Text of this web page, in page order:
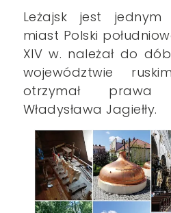
Leżajsk jest
miast Polski
XIV w. należał do
województwie
otrzymał
Władysława Jagiełły.